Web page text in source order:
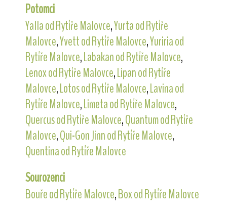
Potomci
Yalla od Rytíře Malovce,Yurta od Rytíře
Malovce,Yvett od Rytíře Malovce,Yuriria od
Rytíře Malovce,Labakan od Rytíře Malovce,
Lenox od Rytíře Malovce,Lipan od Rytíře
Malovce,Lotos od Rytíře Malovce,Lavina od
Rytíře Malovce,Limeta od Rytíře Malovce,
Quercus od Rytíře Malovce,Quantum od Rytíře
Malovce,Qui-Gon Jinn od Rytíře Malovce,
Quentina od Rytíře Malovce
Sourozenci
Bouře od Rytíře Malovce,Box od Rytíře Malovce